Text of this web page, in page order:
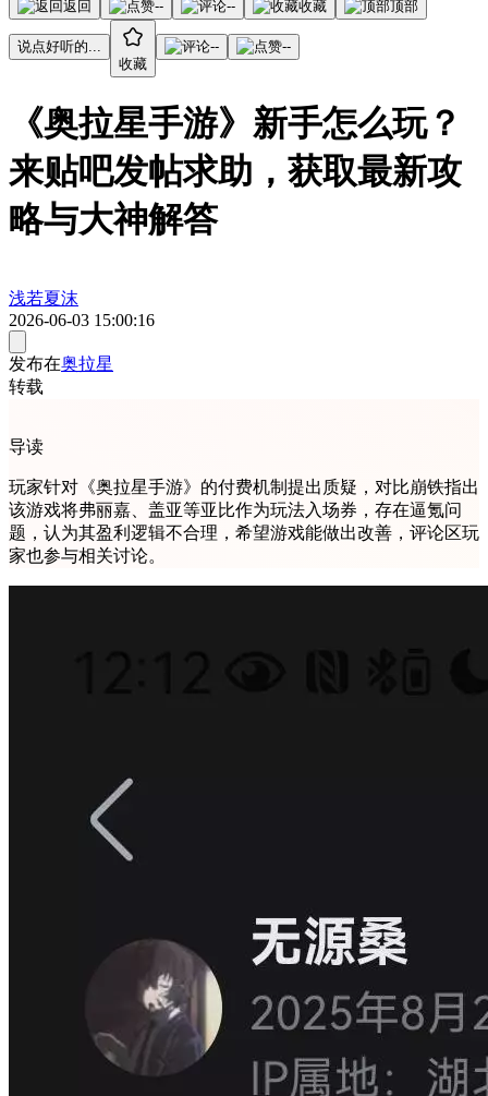
返回 -- -- 收藏 顶部
说点好听的...
收藏
-- --
《奥拉星手游》新手怎么玩？
来贴吧发帖求助，获取最新攻
略与大神解答
浅若夏沫
2026-06-03 15:00:16
发布在奥拉星
转载
导读
玩家针对《奥拉星手游》的付费机制提出质疑，对比崩铁指出
该游戏将弗丽嘉、盖亚等亚比作为玩法入场券，存在逼氪问
题，认为其盈利逻辑不合理，希望游戏能做出改善，评论区玩
家也参与相关讨论。